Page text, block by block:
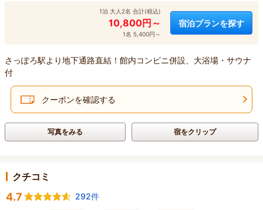
1泊 大人2名 合計(税込)
10,800円～
1名 5,400円～
宿泊プランを探す
さっぽろ駅より地下通路直結！館内コンビニ併設、大浴場・サウナ
付
クーポンを確認する
写真をみる 宿をクリップ
クチコミ
4.7
292件